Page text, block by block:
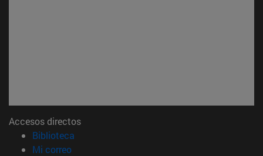
Accesos directos
Biblioteca
Mi correo(abre en nueva ventana)